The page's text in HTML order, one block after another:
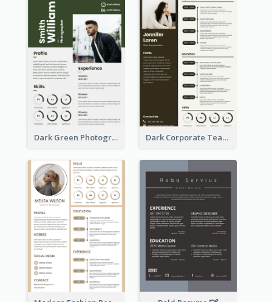
Dark Green Photographer Resume Dark Corporate Teacher Resume